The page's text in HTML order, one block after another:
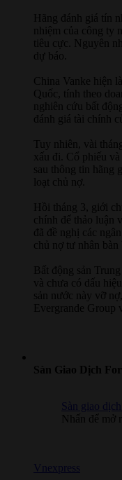
Hãng đánh giá tín
nhiệm của công
tiêu cực. Nguyên
dự báo.
China Vanke hiện
Quốc, tính theo
nghiên cứu bất
đánh giá tài chính
Tuy nhiên, vài
xấu đi. Cổ phiếu
sau thông tin hãng
loạt chủ nợ.
Hồi tháng 3, giới
chính để thảo luận
đã đề nghị các
chủ nợ tư nhân bàn
Bất động sản
và chưa có dấu
sản nước này vỡ
Evergrande Group
Sàn Giao Dịch
Sàn giao
Nhấn để mở
Vnexpress